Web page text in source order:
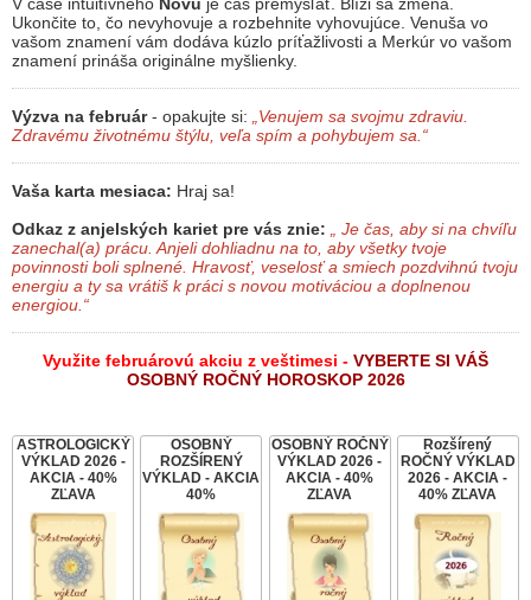
Ukončite to, čo nevyhovuje a rozbehnite vyhovujúce. Venuša vo
vašom znamení vám dodáva kúzlo príťažlivosti a Merkúr vo vašom
znamení prináša originálne myšlienky.
Výzva na február- opakujte si: „Venujem sa svojmu zdraviu.
Zdravému životnému štýlu, veľa spím a pohybujem sa.“
Vaša karta mesiaca: Hraj sa!
Odkaz z anjelských kariet pre vás znie:
„ Je čas, aby si na chvíľu
zanechal(a) prácu. Anjeli dohliadnu na to, aby všetky tvoje
povinnosti boli splnené. Hravosť, veselosť a smiech pozdvihnú tvoju
energiu a ty sa vrátiš k práci s novou motiváciou a doplnenou
energiou.“
Využite februárovú akciu z veštimesi - VYBERTE SI VÁŠ
OSOBNÝ ROČNÝ HOROSKOP 2026
ASTROLOGICKÝ
VÝKLAD 2026 -
AKCIA - 40%
ZĽAVA
OSOBNÝ
ROZŠÍRENÝ
VÝKLAD - AKCIA
40%
OSOBNÝ ROČNÝ
VÝKLAD 2026 -
AKCIA - 40%
ZĽAVA
Rozšírený
ROČNÝ VÝKLAD
2026 - AKCIA -
40% ZĽAVA